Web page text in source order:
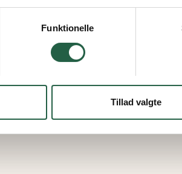
Google behandler personlige
Funktionelle
Tillad valgte